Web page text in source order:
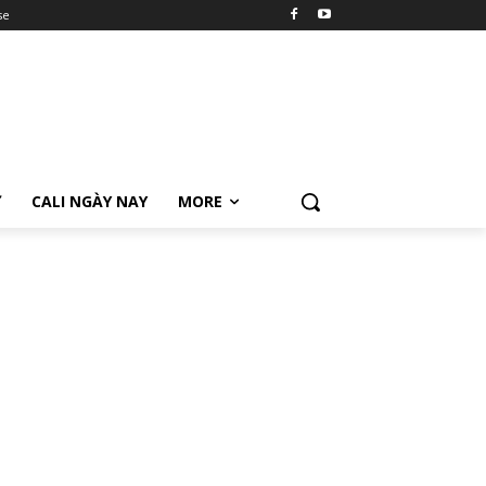
CALI NGÀY NAY MORE